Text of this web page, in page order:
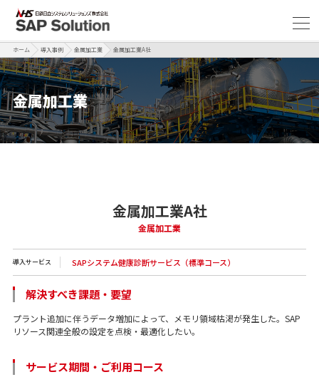
金属加工業
ホーム 導入事例 金属加工業 金属加工業A社
金属加工業A社
金属加工業
導入サービス SAPシステム健康診断サービス（標準コース）
解決すべき課題・要望
プラント追加に伴うデータ増加によって、メモリ領域枯渇が発生した。SAP
リソース関連全般の設定を点検・最適化したい。
サービス期間・ご利用コース